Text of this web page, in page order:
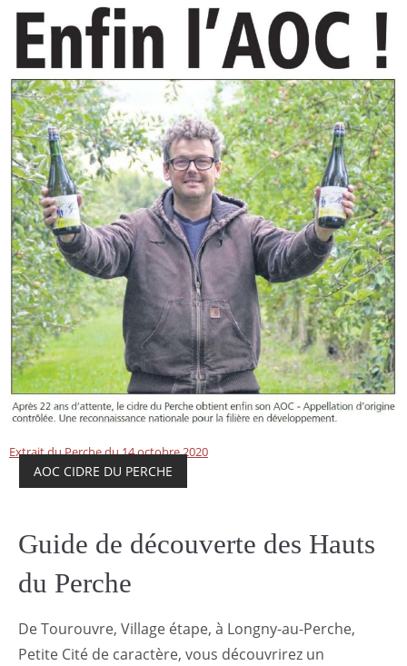
Extrait du Perche du 14 octobre 2020
AOC CIDRE DU PERCHE
Guide de découverte des Hauts
du Perche
De Tourouvre, Village étape, à Longny-au-Perche,
Petite Cité de caractère, vous découvrirez un